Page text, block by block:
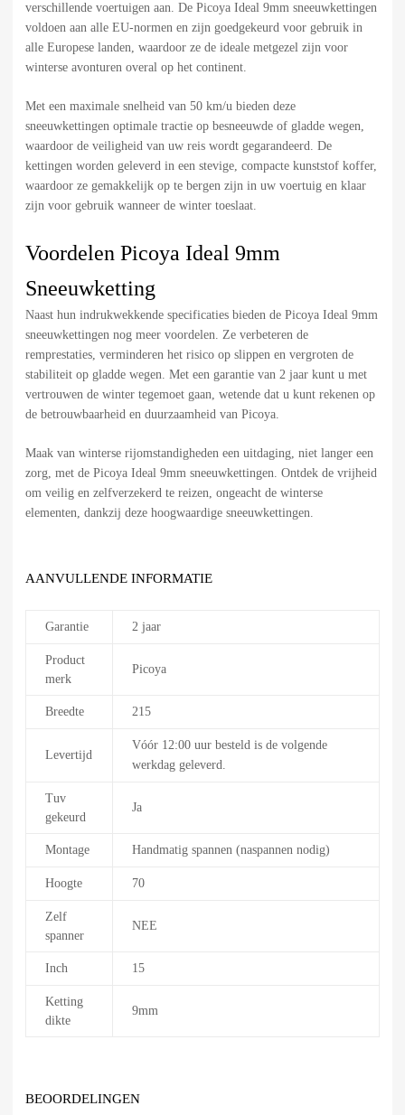
verschillende voertuigen aan. De Picoya Ideal 9mm sneeuwkettingen
voldoen aan alle EU-normen en zijn goedgekeurd voor gebruik in
alle Europese landen, waardoor ze de ideale metgezel zijn voor
winterse avonturen overal op het continent.
Met een maximale snelheid van 50 km/u bieden deze
sneeuwkettingen optimale tractie op besneeuwde of gladde wegen,
waardoor de veiligheid van uw reis wordt gegarandeerd. De
kettingen worden geleverd in een stevige, compacte kunststof koffer,
waardoor ze gemakkelijk op te bergen zijn in uw voertuig en klaar
zijn voor gebruik wanneer de winter toeslaat.
Voordelen Picoya Ideal 9mm
Sneeuwketting
Naast hun indrukwekkende specificaties bieden de Picoya Ideal 9mm
sneeuwkettingen nog meer voordelen. Ze verbeteren de
remprestaties, verminderen het risico op slippen en vergroten de
stabiliteit op gladde wegen. Met een garantie van 2 jaar kunt u met
vertrouwen de winter tegemoet gaan, wetende dat u kunt rekenen op
de betrouwbaarheid en duurzaamheid van Picoya.
Maak van winterse rijomstandigheden een uitdaging, niet langer een
zorg, met de Picoya Ideal 9mm sneeuwkettingen. Ontdek de vrijheid
om veilig en zelfverzekerd te reizen, ongeacht de winterse
elementen, dankzij deze hoogwaardige sneeuwkettingen.
AANVULLENDE INFORMATIE
Garantie 2 jaar
Product
merk
Picoya
Breedte 215
Levertijd
Vóór 12:00 uur besteld is de volgende
werkdag geleverd.
Tuv
gekeurd
Ja
Montage Handmatig spannen (naspannen nodig)
Hoogte 70
Zelf
spanner
NEE
Inch 15
Ketting
dikte
9mm
BEOORDELINGEN